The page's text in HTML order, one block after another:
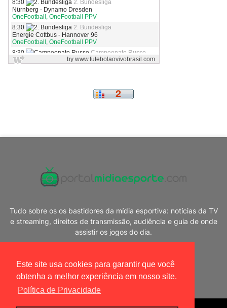
Este site usa cookies para garantir que você
obtenha a melhor experiência em nosso site.
Política de Privacidade
Tudo sobre os os bastidores da mídia esportiva: notícias da TV
e streaming, direitos de transmissão, audiência e guia de onde
assistir os jogos do dia.